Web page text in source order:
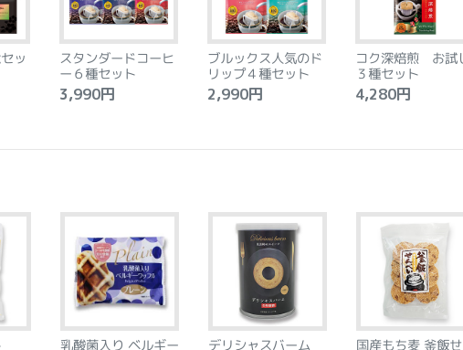
ッ スタンダードコーヒ
ー６種セット
3,990円
ブルックス人気のド
リップ４種セット
2,990円
コク深焙煎 お試
３種セット
4,280円
乳酸菌入り ベルギー デリシャスバーム 国産もち麦 釜飯